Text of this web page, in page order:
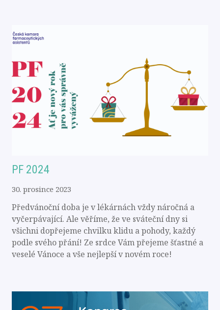
PF 2024
30. prosince 2023
Předvánoční doba je v lékárnách vždy náročná a
vyčerpávající. Ale věříme, že ve sváteční dny si
všichni dopřejeme chvilku klidu a pohody, každý
podle svého přání! Ze srdce Vám přejeme šťastné a
veselé Vánoce a vše nejlepší v novém roce!